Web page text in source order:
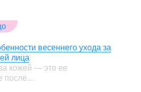
весеннего ухода за
лица
кожей — это ее
после…